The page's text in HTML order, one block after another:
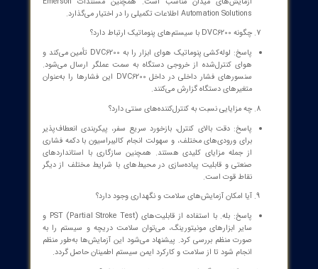
شماره تماس : 32 20 17 66 - 021
]
مشاوره با کارشناسان سازه گستر پایتخت]
پاسخ: DVC6200 یک کنترل‌کننده دیجیتال شیر پنوماتیک است که برای
کنترل دقیق عملگرهای پنوماتیک در فرایندهای صنعتی طراحی شده
است. این دستگاه از طریق سیگنال ورودی کار می‌کند (4-20 mA دو
سیمه یا 24 VDC چندشاخه) و با منبع هوای ابزار، خروجی فشار دقیق را